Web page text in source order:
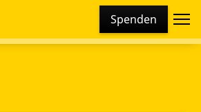
Spenden
verschiedene Cookies und
Dies beinhaltet Cookies und